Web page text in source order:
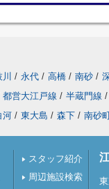
/ 永代 / 高橋 / 南砂 /
都営大江戸線 / 半蔵門線 /
河 / 東大島 / 森下 / 南砂
スタッフ紹介
周辺施設検索